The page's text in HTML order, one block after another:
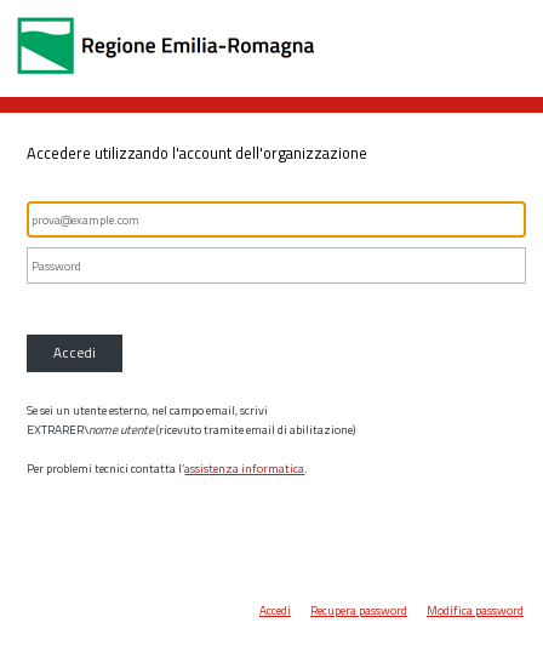
Accedere utilizzando l'account dell'organizzazione
Accedi
Se sei un utente esterno, nel campo email, scrivi
EXTRARER\nome utente(ricevuto tramite email di abilitazione)
Per problemi tecnici contatta l’assistenza informatica.
Accedi Recupera password Modifica password